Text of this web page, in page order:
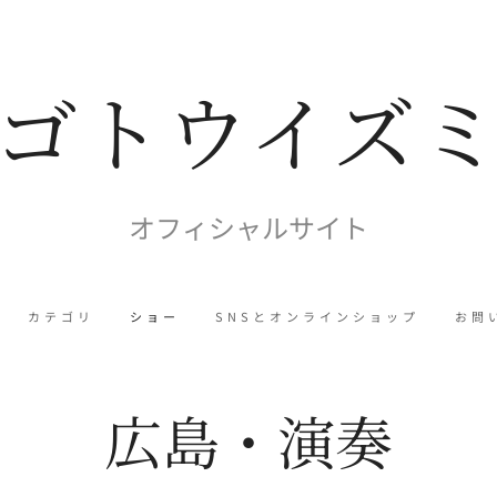
トウイズミ
オフィシャルサイト
カテゴリ ショー SNSとオンラインショップ お問
広島・演奏